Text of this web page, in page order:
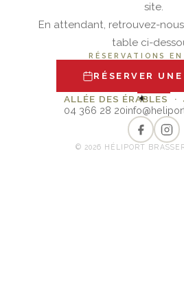
site.
En attendant, retrouvez-
table ci-
RÉSERVATIONS
RÉSERVER
✦
ALLÉE DES ÉRABLES
04 366 28 20
© 2026 HÉLIPORT